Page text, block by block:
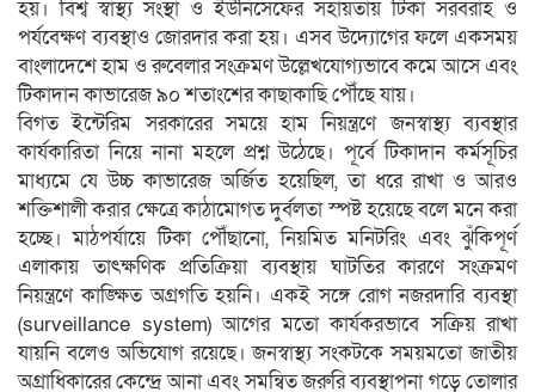
হয়। বিশ্ব স্বাস্থ্য সংস্থা ও ইউনিসেফের সহায়তায় টিকা সরবরাহ ও
পর্যবেক্ষণ ব্যবস্থাও জোরদার করা হয়। এসব উদ্যোগের ফলে একসময়
বাংলাদেশে হাম ও রুবেলার সংক্রমণ উল্লেখযোগ্যভাবে কমে আসে এবং
টিকাদান কাভারেজ ৯০ শতাংশের কাছাকাছি পৌঁছে যায়।
বিগত ইন্টেরিম সরকারের সময়ে হাম নিয়ন্ত্রণে জনস্বাস্থ্য ব্যবস্থার
কার্যকারিতা নিয়ে নানা মহলে প্রশ্ন উঠেছে। পূর্বে টিকাদান কর্মসূচির
মাধ্যমে যে উচ্চ কাভারেজ অর্জিত হয়েছিল, তা ধরে রাখা ও আরও
শক্তিশালী করার ক্ষেত্রে কাঠামোগত দুর্বলতা স্পষ্ট হয়েছে বলে মনে করা
হচ্ছে। মাঠপর্যায়ে টিকা পৌঁছানো, নিয়মিত মনিটরিং এবং ঝুঁকিপূর্ণ
এলাকায় তাৎক্ষণিক প্রতিক্রিয়া ব্যবস্থায় ঘাটতির কারণে সংক্রমণ
নিয়ন্ত্রণে কাঙ্ক্ষিত অগ্রগতি হয়নি। একই সঙ্গে রোগ নজরদারি ব্যবস্থা
(surveillance system) আগের মতো কার্যকরভাবে সক্রিয় রাখা
যায়নি বলেও অভিযোগ রয়েছে। জনস্বাস্থ্য সংকটকে সময়মতো জাতীয়
অগ্রাধিকারের কেন্দ্রে আনা এবং সমন্বিত জরুরি ব্যবস্থাপনা গড়ে তোলার